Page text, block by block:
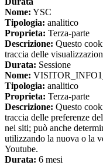
Nome: YSC
Tipologia: analitico
Proprieta: Terza-parte
Descrizione: Questo
traccia delle
Durata: Sessione
Nome:
Tipologia: analitico
Proprieta: Terza-parte
Descrizione: Questo
traccia delle preferenze
nei siti; può anche
utilizzando la nuova o la
Youtube.
Durata: 6 mesi